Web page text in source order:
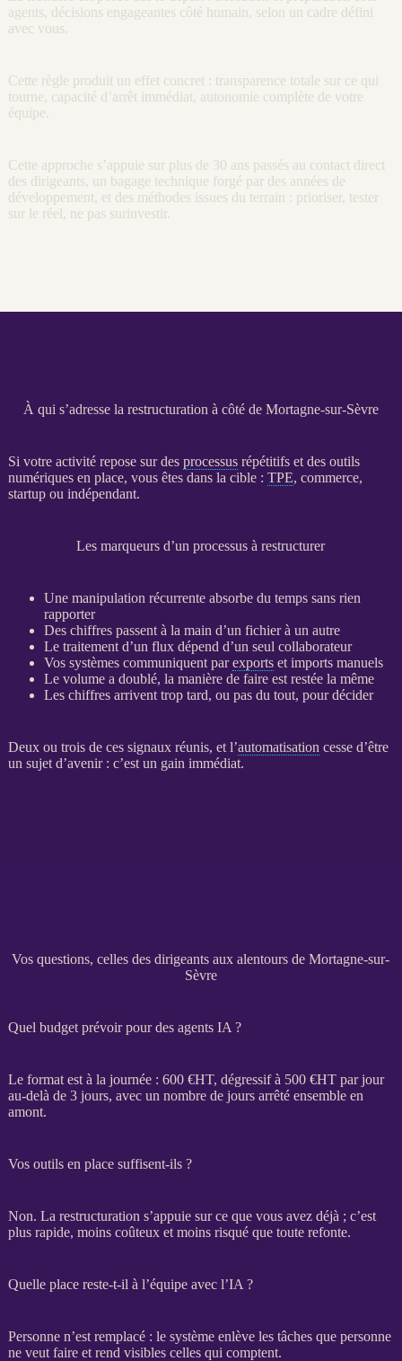
agents, décisions engageantes côté humain, selon un cadre défini
avec vous.
Cette règle produit un effet concret : transparence totale sur ce qui
tourne, capacité d’arrêt immédiat, autonomie complète de votre
équipe.
Cette approche s’appuie sur plus de 30 ans passés au contact direct
des dirigeants, un bagage technique forgé par des années de
développement, et des méthodes issues du terrain : prioriser, tester
sur le réel, ne pas surinvestir.
À qui s’adresse la restructuration à côté de Mortagne-sur-Sèvre
Si votre activité repose sur des processusrépétitifs et des outils
numériques en place, vous êtes dans la cible : TPE, commerce,
startup ou indépendant.
Les marqueurs d’un processus à restructurer
Une manipulation récurrente absorbe du temps sans rien
rapporter
Des chiffres passent à la main d’un fichier à un autre
Le traitement d’un fluxdépend d’un seul collaborateur
Vos systèmes communiquent parexportset imports manuels
Le volume a doublé, la manière de faire est restée la même
Les chiffres arrivent trop tard, ou pas du tout, pour décider
Deux ou trois de ces signaux réunis, et l’automatisation cesse d’être
un sujet d’avenir : c’est un gain immédiat.
Vos questions, celles des dirigeants aux alentours de Mortagne-sur-
Sèvre
Quel budget prévoir pour des agents IA ?
Le format est à la journée : 600 €HT, dégressif à 500 €HTpar jour
au-delà de 3 jours, avec un nombre de jours arrêté ensemble en
amont.
Vos outils en place suffisent-ils ?
Non. La restructuration s’appuie sur ce que vous avez déjà ; c’est
plus rapide, moins coûteux et moins risqué que toute refonte.
Quelle place reste-t-il à l’équipe avec l’IA ?
Personne n’est remplacé : le système enlève les tâches que personne
ne veut faire et rend visibles celles qui comptent.